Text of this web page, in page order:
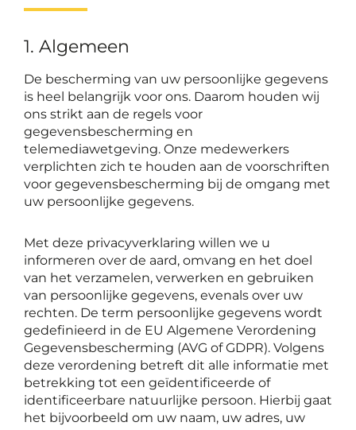
1. Algemeen
De bescherming van uw persoonlijke gegevens
is heel belangrijk voor ons. Daarom houden wij
ons strikt aan de regels voor
gegevensbescherming en
telemediawetgeving. Onze medewerkers
verplichten zich te houden aan de voorschriften
voor gegevensbescherming bij de omgang met
uw persoonlijke gegevens.
Met deze privacyverklaring willen we u
informeren over de aard, omvang en het doel
van het verzamelen, verwerken en gebruiken
van persoonlijke gegevens, evenals over uw
rechten. De term persoonlijke gegevens wordt
gedefinieerd in de EU Algemene Verordening
Gegevensbescherming (AVG of GDPR). Volgens
deze verordening betreft dit alle informatie met
betrekking tot een geïdentificeerde of
identificeerbare natuurlijke persoon. Hierbij gaat
het bijvoorbeeld om uw naam, uw adres, uw